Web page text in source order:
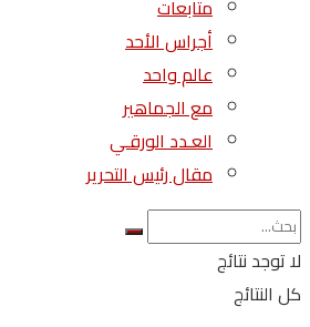
متابعات
أجراس الأحد
عالم واحد
مع الجماهير
العـدد الورقـي
مقال رئيس التحرير
لا توجد نتائج
كل النتائج